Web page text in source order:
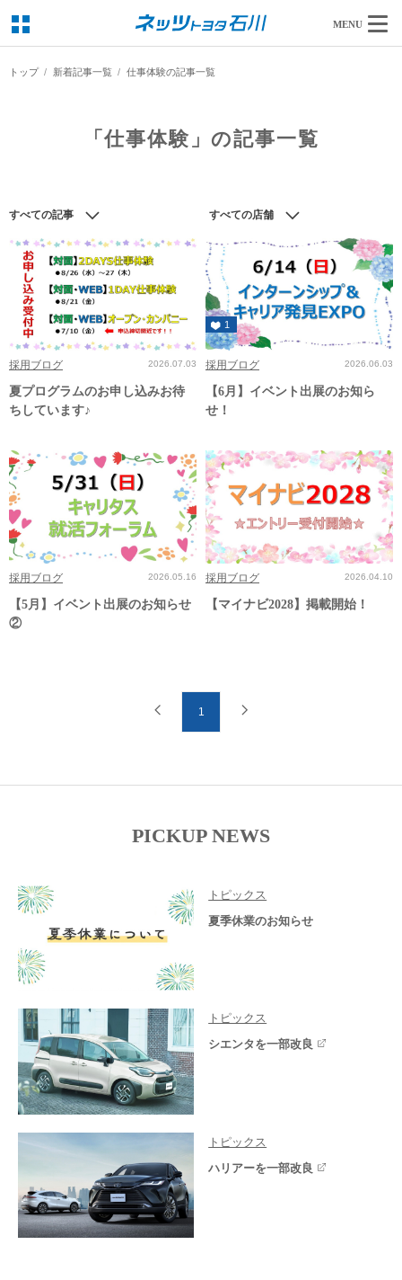
MENU
トップ 新着記事一覧 仕事体験の記事一覧
「仕事体験」の記事一覧
すべての記事 すべての店舗
採用ブログ 2026.07.03
夏プログラムのお申し込みお待
ちしています♪
1
採用ブログ 2026.06.03
【6月】イベント出展のお知ら
せ！
採用ブログ 2026.05.16
【5月】イベント出展のお知らせ
②
採用ブログ 2026.04.10
【マイナビ2028】掲載開始！
1
PICKUP NEWS
トピックス
夏季休業のお知らせ
トピックス
シエンタを一部改良
トピックス
ハリアーを一部改良